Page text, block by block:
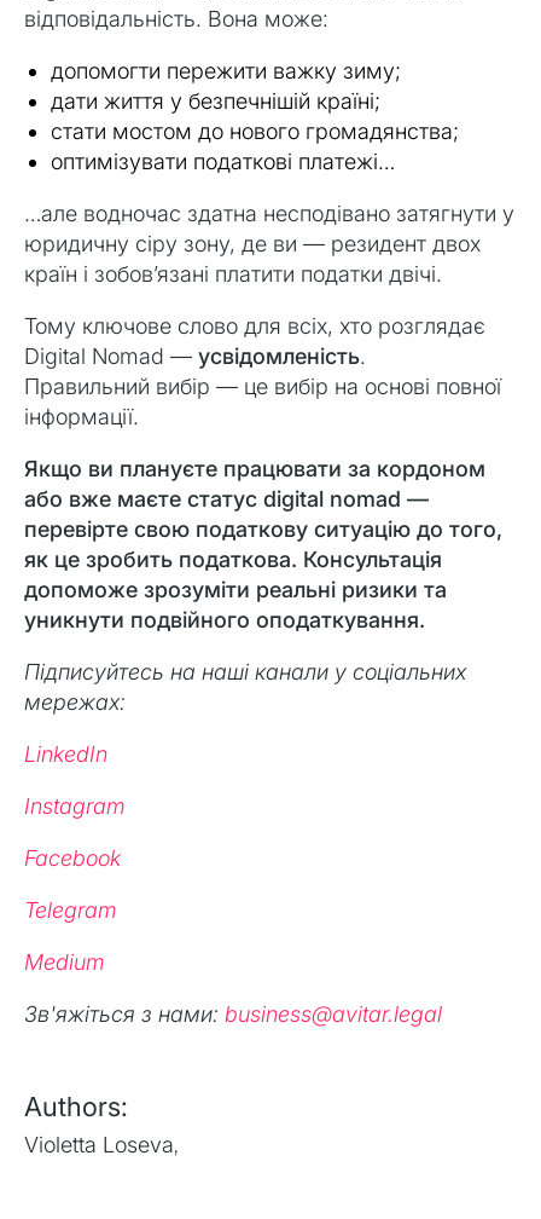
відповідальність. Вона може:
допомогти пережити важку зиму;
дати життя у безпечнішій країні;
стати мостом до нового громадянства;
оптимізувати податкові платежі…
…але водночас здатна несподівано затягнути у
юридичну сіру зону, де ви — резидент двох
країн і зобов’язані платити податки двічі.
Тому ключове слово для всіх, хто розглядає
Digital Nomad — усвідомленість.
Правильний вибір — це вибір на основі повної
інформації.
Якщо ви плануєте працювати за кордоном
або вже маєте статус digital nomad —
перевірте свою податкову ситуацію до того,
як це зробить податкова. Консультація
допоможе зрозуміти реальні ризики та
уникнути подвійного оподаткування.
Підписуйтесь на наші канали у соціальних
мережах:
LinkedIn
Instagram
Facebook
Telegram
Medium
Зв'яжіться з нами: business@avitar.legal
Authors:
Violetta Loseva,